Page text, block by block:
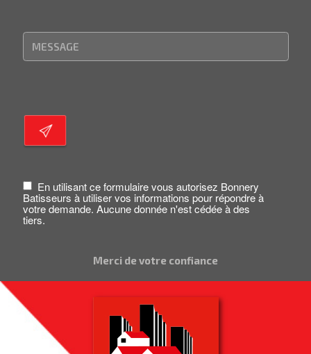
En utilisant ce formulaire vous autorisez Bonnery
Batisseurs à utiliser vos informations pour répondre à
votre demande. Aucune donnée n'est cédée à des
tiers.
Merci de votre confiance